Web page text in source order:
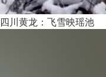
四川黄龙：飞雪映瑶池